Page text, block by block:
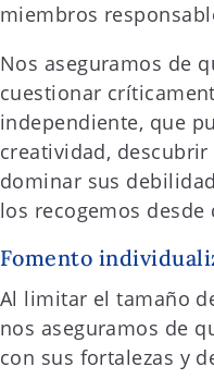
miembros
Nos aseguramos de
cuestionar
independiente, que
creatividad,
dominar sus
los recogemos desde
Fomento
Al limitar el tamaño
nos aseguramos de
con sus fortalezas y